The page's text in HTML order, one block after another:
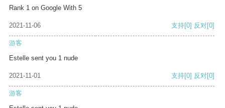
Rank 1 on Google With 5
2021-11-06 支持[0] 反对[0]
游客
Estelle sent you 1 nude
2021-11-01 支持[0] 反对[0]
游客